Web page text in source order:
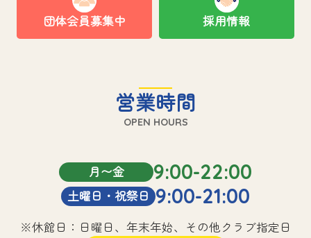
団体会員募集中 採用情報
営業時間
OPEN HOURS
月〜金 9:00-22:00
土曜日・祝祭日 9:00-21:00
※休館日：日曜日、年末年始、その他クラブ指定日